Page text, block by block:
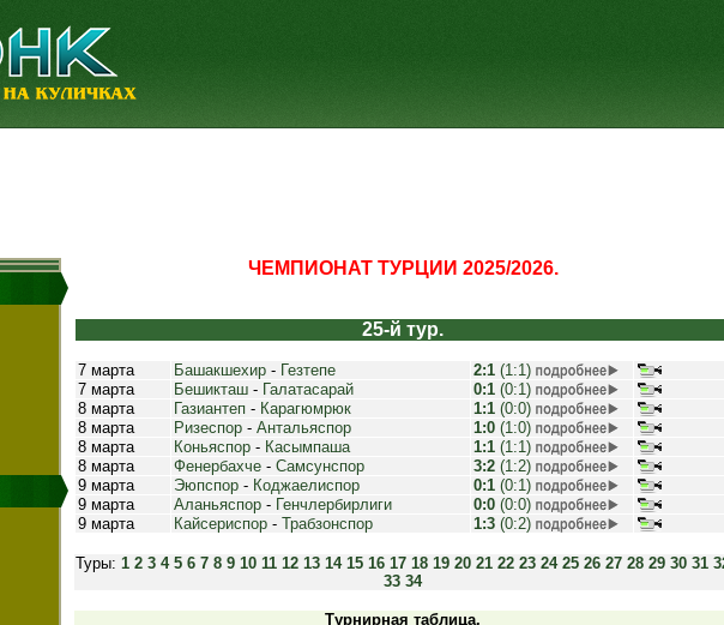
ЧЕМПИОНАТ ТУРЦИИ 2025/2026.
25-й тур.
7 марта Башакшехир - Гезтепе 2:1 (1:1)
7 марта
Бешикташ - Галатасарай 0:1 (0:1)
8 марта
Газиантеп - Карагюмрюк 1:1 (0:0)
8 марта
Ризеспор - Антальяспор 1:0 (1:0)
8 марта
Коньяспор - Касымпаша 1:1 (1:1)
8 марта
Фенербахче - Самсунспор 3:2 (1:2)
9 марта
Эюпспор - Коджаелиспор 0:1 (0:1)
9 марта
Аланьяспор - Генчлербирлиги 0:0 (0:0)
9 марта
Кайсериспор - Трабзонспор 1:3 (0:2)
Туры: 1 2 3 4 5 6 7 8 9 10 11 12 13 14 15 16 17 18 19 20 21 22 23 24 25 26 27 28 29 30 31
33 34
Турнирная таблица.